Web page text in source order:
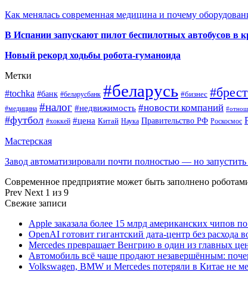
Как менялась современная медицина и почему
В Испании запускают пилот беспилотных автобусов в
Новый рекорд ходьбы робота-гуманоида
Метки
#tochka #банк #беларусбанк #беларусь #бизнес #брест
#медицина #налог #недвижимость #новости компаний
#футбол #хоккей #цена Китай Наука Правительство РФ Роскосмос
Мастерская
Завод автоматизировали почти полностью — но
Современное предприятие может быть заполнено
Prev Next 1 из 9
Свежие записи
Apple заказала более 15 млрд американских чипов
OpenAI готовит гигантский дата-центр без
Mercedes превращает Венгрию в один из главных
Автомобиль всё чаще продают незавершённым:
Volkswagen, BMW и Mercedes потеряли в Китае не